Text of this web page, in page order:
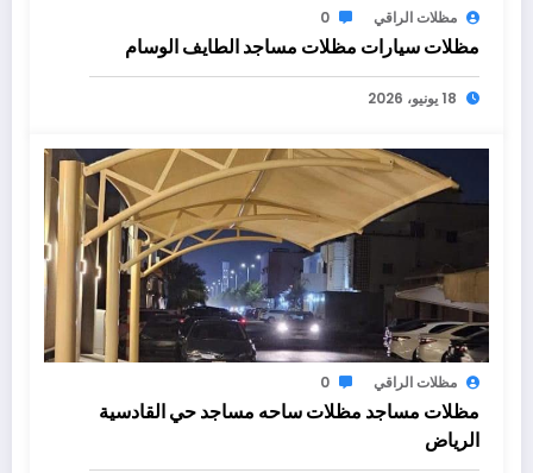
مظلات الراقي 0
مظلات سيارات مظلات مساجد الطايف الوسام
18 يونيو، 2026
مظلات الراقي 0
مظلات مساجد مظلات ساحه مساجد حي القادسية
الرياض